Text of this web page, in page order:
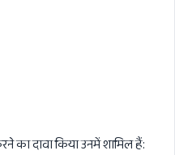
का दावा किया उनमें शामिल हैं: